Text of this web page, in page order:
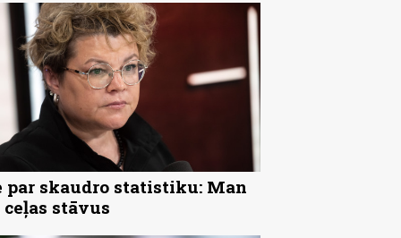
par skaudro statistiku: Man
stāvus